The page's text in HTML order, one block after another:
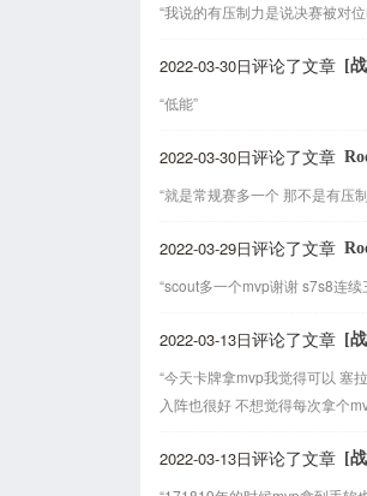
“我说的有压制力是说决赛被对
2022-03-30日评论了文章 [
“低能”
2022-03-30日评论了文章
“就是常规赛多一个 那不是有压
2022-03-29日评论了文章
“scout多一个mvp谢谢 s7s8连
2022-03-13日评论了文章 [
“今天卡牌拿mvp我觉得可以 塞
入阵也很好 不想觉得每次拿个
2022-03-13日评论了文章 [